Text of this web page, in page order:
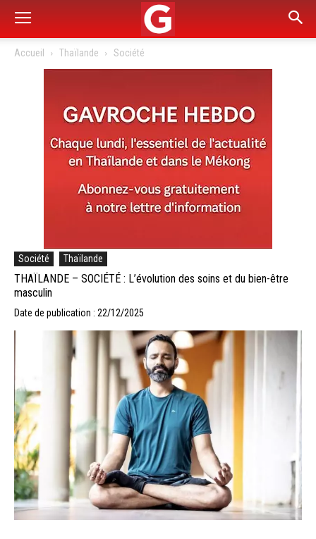
Accueil Thaïlande Société
Société Thaïlande
THAÏLANDE – SOCIÉTÉ : L’évolution des soins et du bien-être
masculin
Date de publication : 22/12/2025